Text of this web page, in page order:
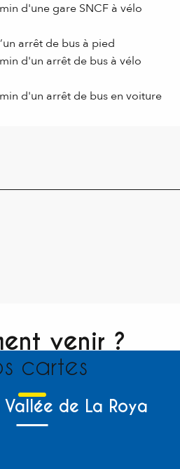
d'une gare SNCF à vélo
arrêt de bus à pied
d'un arrêt de bus à vélo
d'un arrêt de bus en voiture
venir ?
cartes
de La Roya